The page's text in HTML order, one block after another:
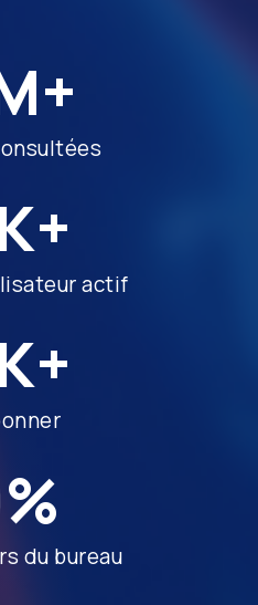
actif
du bureau
%